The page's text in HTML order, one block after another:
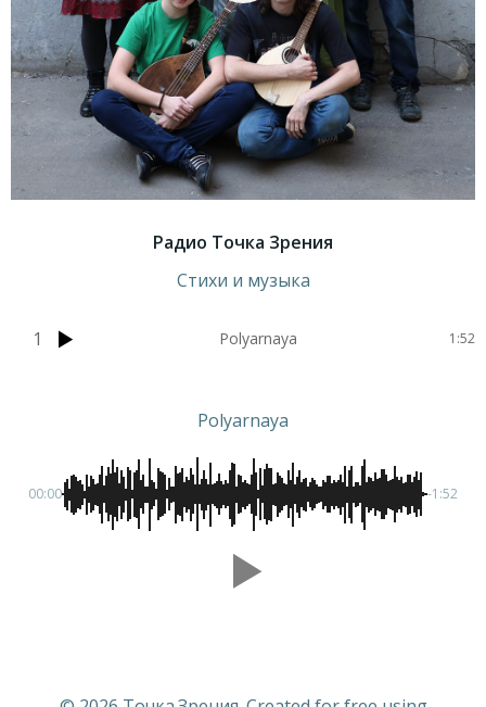
Радио Точка Зрения
Стихи и музыка
1 Polyarnaya 1:52
Polyarnaya
00:00 -1:52